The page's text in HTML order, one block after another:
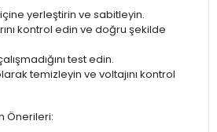
yerleştirin ve sabitleyin.
kontrol edin ve doğru şekilde
test edin.
temizleyin ve voltajını kontrol
Önerileri: